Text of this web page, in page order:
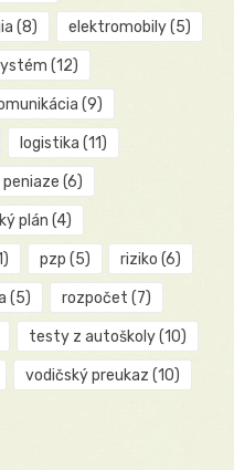
(8) elektromobily(5)
(12)
(9)
logistika (11)
peniaze (6)
plán (4)
pzp (5) riziko (6)
(5) rozpočet (7)
testy z autoškoly(10)
vodičský preukaz (10)